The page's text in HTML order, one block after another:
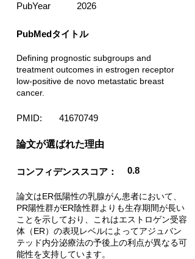
PubYear 2026
PubMedタイトル
Defining prognostic subgroups and
treatment outcomes in estrogen receptor
low-positive de novo metastatic breast
cancer.
PMID: 41670749
​論文が選ばれた理由
コンフィデンススコア： 0.8
論文はER低陽性の乳腺がん患者において、
PR陽性群がER陰性群よりも生存期間が長い
ことを示しており、これはエストロゲン受容
体（ER）の表現レベルによってアジュバン
テッド内分泌療法の予後上の利点が異なる可
能性を支持しています。